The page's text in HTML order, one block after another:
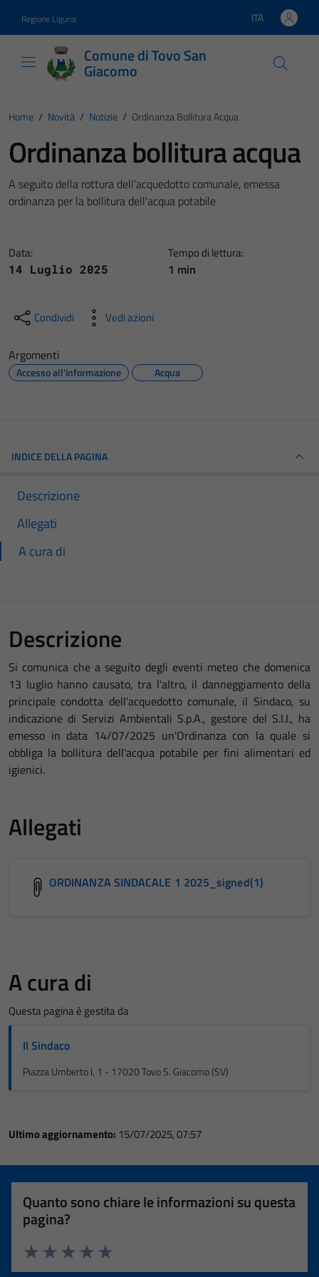
Regione Liguria Lingua attiva:
ITA
Comune di Tovo San
Giacomo
Home / Novità / Notizie / Ordinanza Bollitura Acqua
Ordinanza bollitura acqua
A seguito della rottura dell'acquedotto comunale, emessa
ordinanza per la bollitura dell'acqua potabile
Data:
14 Luglio 2025
Tempo di lettura:
1 min
Condividi Vedi azioni
Argomenti
Accesso all'informazione Acqua
INDICE DELLA PAGINA
Descrizione
Allegati
A cura di
Descrizione
Si comunica che a seguito degli eventi meteo che domenica
13 luglio hanno causato, tra l'altro, il danneggiamento della
principale condotta dell'acquedotto comunale, il Sindaco, su
indicazione di Servizi Ambientali S.p.A., gestore del S.I.I., ha
emesso in data 14/07/2025 un'Ordinanza con la quale si
obbliga la bollitura dell'acqua potabile per fini alimentari ed
igienici.
Allegati
ORDINANZA SINDACALE 1 2025_signed(1)
A cura di
Questa pagina è gestita da
Il Sindaco
Piazza Umberto I, 1 - 17020 Tovo S. Giacomo (SV)
Ultimo aggiornamento: 15/07/2025, 07:57
Quanto sono chiare le informazioni su questa
pagina?
Valuta 5 stelle su 5
Valuta 4 stelle su 5
Valuta 3 stelle su 5
Valuta 2 stelle su 5
Valuta 1 stelle su 5